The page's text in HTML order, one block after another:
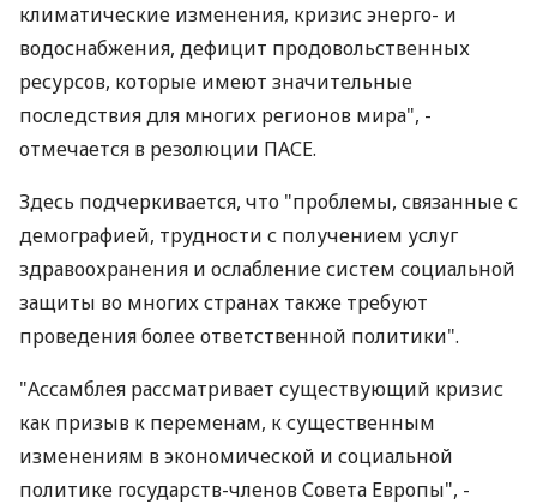
климатические изменения, кризис энерго- и
водоснабжения, дефицит продовольственных
ресурсов, которые имеют значительные
последствия для многих регионов мира", -
отмечается в резолюции ПАСЕ.
Здесь подчеркивается, что "проблемы, связанные с
демографией, трудности с получением услуг
здравоохранения и ослабление систем социальной
защиты во многих странах также требуют
проведения более ответственной политики".
"Ассамблея рассматривает существующий кризис
как призыв к переменам, к существенным
изменениям в экономической и социальной
политике государств-членов Совета Европы", -